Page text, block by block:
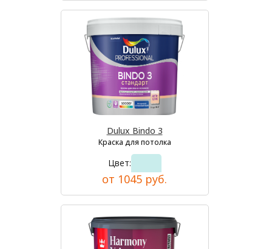
Dulux Bindo 3
Краска для потолка
Цвет:
от 1045 руб.